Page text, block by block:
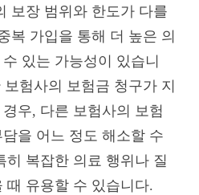
보장 범위와 한도가 다를
복 가입을 통해 더 높은 의
있는 가능성이 있습니
험사의 보험금 청구가 지
우, 다른 보험사의 보험
을 어느 정도 해소할 수
히 복잡한 의료 행위나 질
때 유용할 수 있습니다.